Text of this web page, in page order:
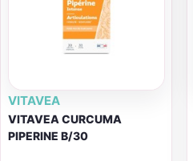
VITAVEA
VITAVEA CURCUMA
PIPERINE B/30